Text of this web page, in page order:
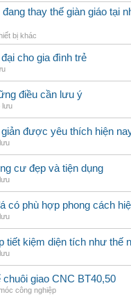
thay thế giàn giáo tại
bị khác
cho gia đình trẻ
điều cần lưu ý
lưu
được yêu thích hiện
cư đẹp và tiện dụng
có phù hợp phong cách
tiết kiệm diện tích như thế
giao CNC BT40,50
công nghiệp